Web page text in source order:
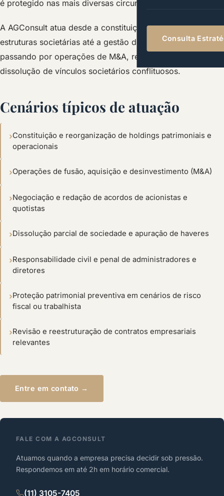
Consulta
é protegido nas mais diversas circunstâncias.
A AGConsult atua desde a constituição estratégica de
estruturas societárias até a gestão de crises internas,
passando por operações de M&A, reorganizações e
dissolução de vínculos societários conflituosos.
Cenários típicos de atuação
Constituição e reorganização de holdings patrimoniais e
operacionais
Operações de fusão, aquisição e desinvestimento (M&A)
Negociação e redação de acordos de acionistas e
quotistas
Dissolução parcial de sociedade e apuração de haveres
Responsabilidade civil e penal de administradores e
diretores
Proteção patrimonial preventiva em cenários de risco
fiscal ou trabalhista
Revisão e reestruturação de contratos empresariais
relevantes
Entre em contato →
FALE COM A AGCONSULT
Atuamos quando a empresa precisa decidir sob pressão.
Respondemos em até 2h em horário comercial.
(11) 3105-7405